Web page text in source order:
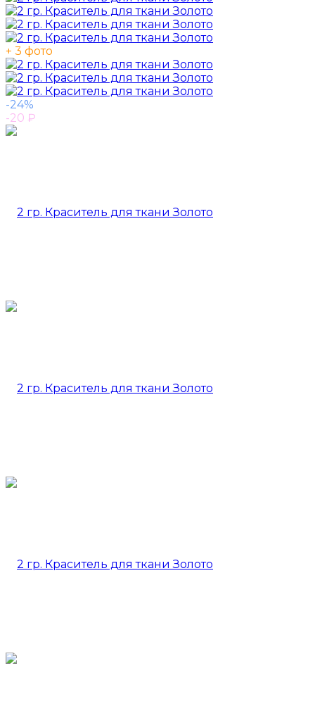
+ 3 фото
-24%
-20 ₽